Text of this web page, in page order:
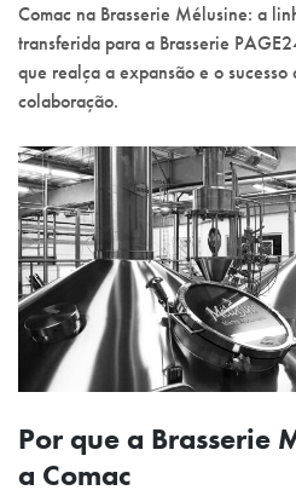
Comac na Brasserie Mélusine: a
transferida para a Brasserie
que realça a expansão e o
colaboração.
Por que a Brasserie
a Comac